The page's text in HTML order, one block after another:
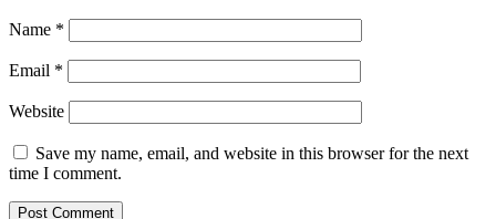
Name *
Email *
Website
Save my name, email, and website in this browser for the next
time I comment.